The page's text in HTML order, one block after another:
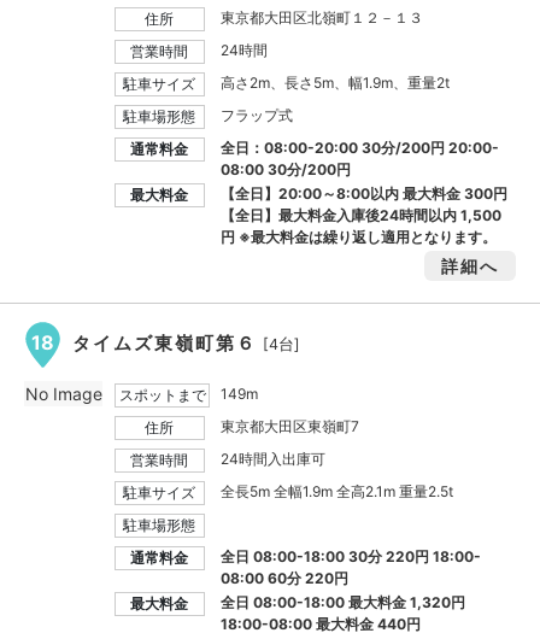
住所
東京都大田区北嶺町１２－１３
営業時間
24時間
駐車サイズ
高さ2m、長さ5m、幅1.9m、重量2t
駐車場形態
フラップ式
通常料金
全日：08:00-20:00 30分/200円 20:00-
08:00 30分/200円
最大料金
【全日】20:00～8:00以内 最大料金300円
【全日】最大料金入庫後24時間以内1,500
円 ※最大料金は繰り返し適用となります。
詳細へ
18 タイムズ東嶺町第６ [4台]
スポットまで
149m
住所
東京都大田区東嶺町7
営業時間
24時間入出庫可
駐車サイズ
全長5m 全幅1.9m 全高2.1m 重量2.5t
駐車場形態
通常料金
全日 08:00-18:00 30分 220円 18:00-
08:00 60分 220円
最大料金
全日 08:00-18:00 最大料金1,320円
18:00-08:00 最大料金440円
No Image